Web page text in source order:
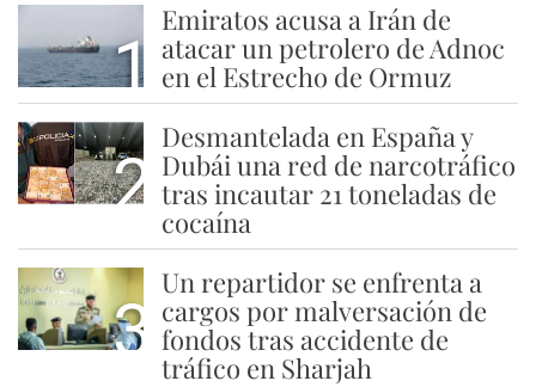
1
Emiratos acusa a Irán de
atacar un petrolero de Adnoc
en el Estrecho de Ormuz
2
Desmantelada en España y
Dubái una red de narcotráfico
tras incautar 21 toneladas de
cocaína
3
Un repartidor se enfrenta a
cargos por malversación de
fondos tras accidente de
tráfico en Sharjah